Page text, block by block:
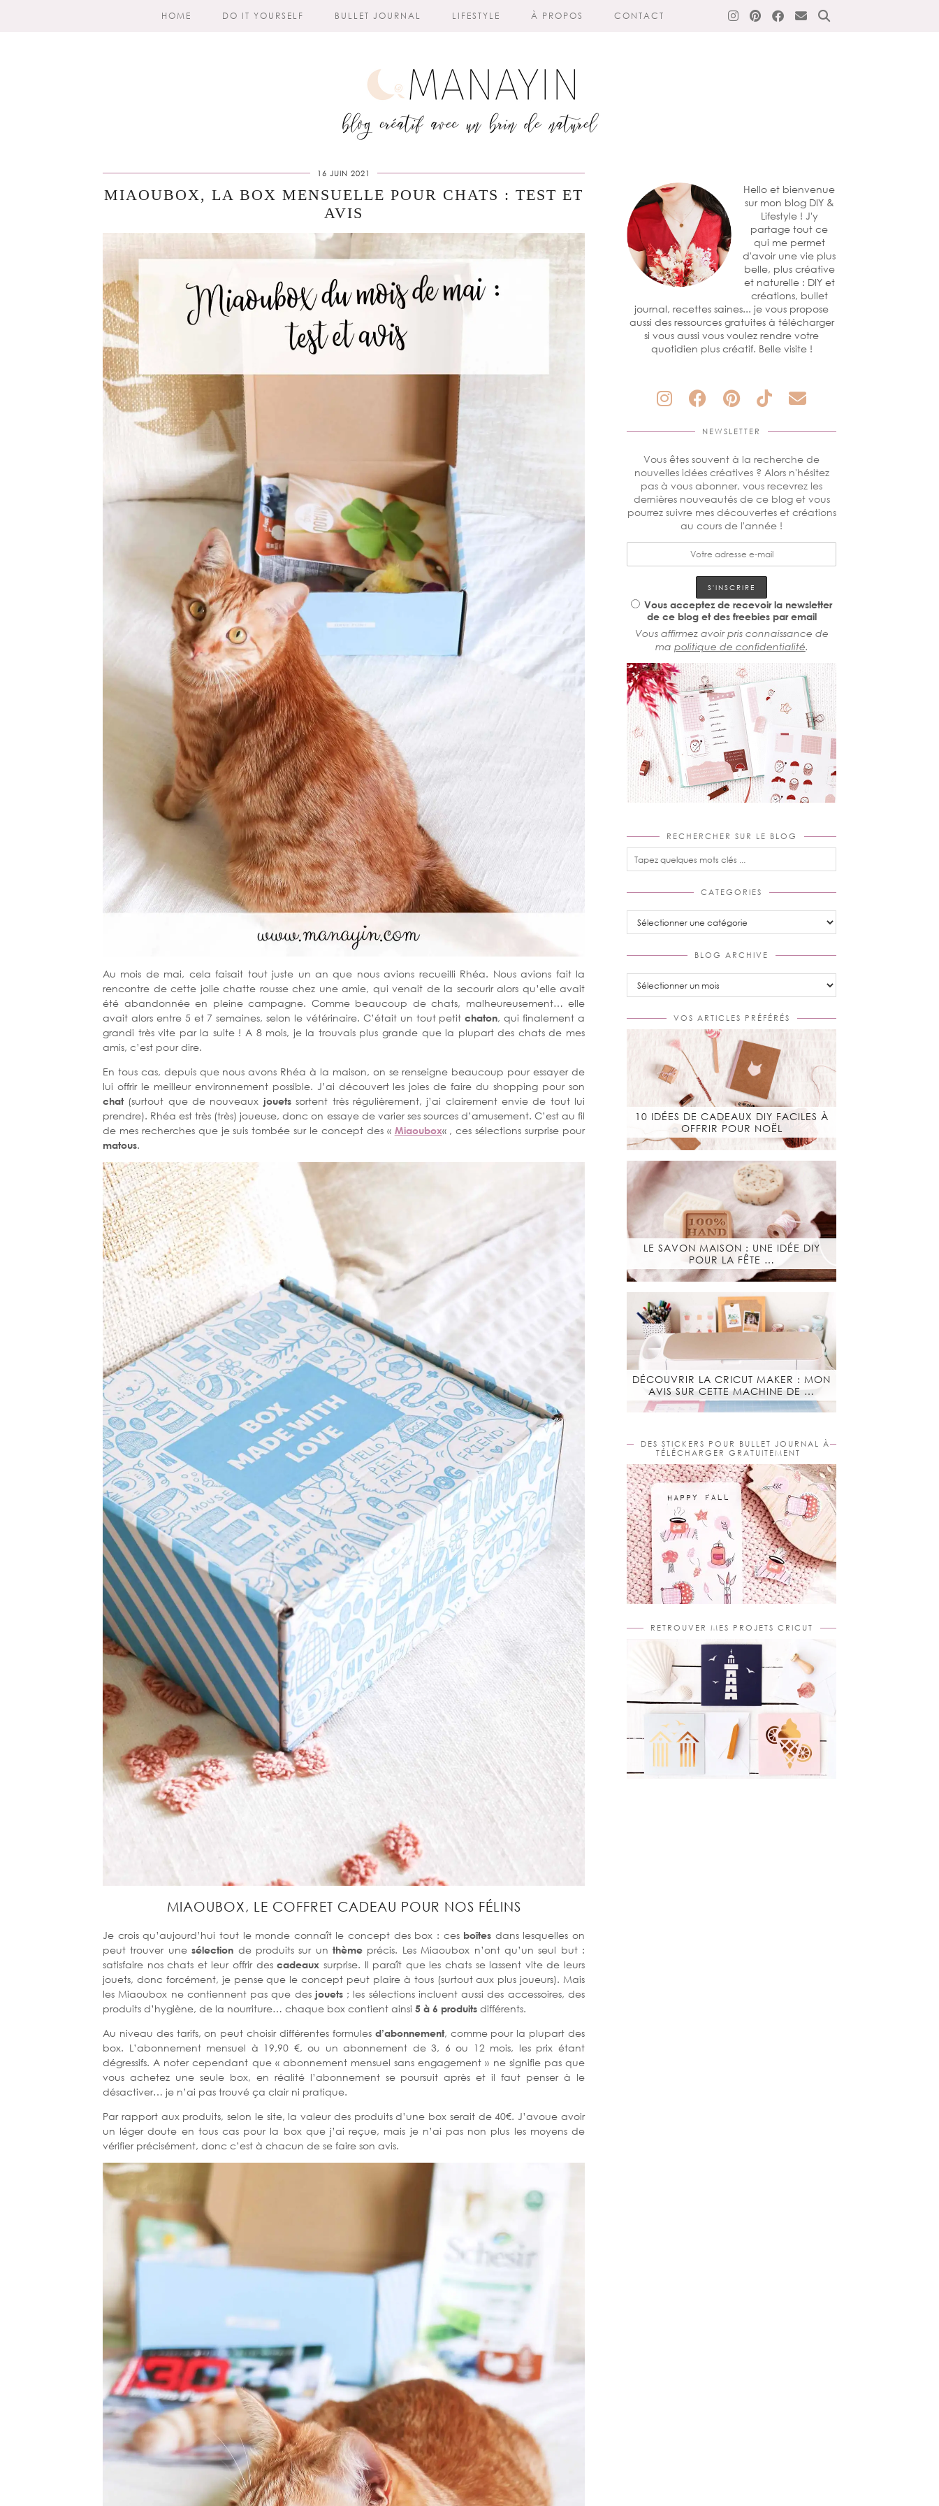
HOME DO IT YOURSELF BULLET JOURNAL LIFESTYLE À PROPOS CONTACT
16 JUIN 2021
MIAOUBOX, LA BOX MENSUELLE POUR CHATS : TEST ET
AVIS
Au mois de mai, cela faisait tout juste un an que nous avions recueilli Rhéa. Nous avions fait la
rencontre de cette jolie chatte rousse chez une amie, qui venait de la secourir alors qu’elle avait
été abandonnée en pleine campagne. Comme beaucoup de chats, malheureusement… elle
avait alors entre 5 et 7 semaines, selon le vétérinaire. C’était un tout petitchaton, qui finalement a
grandi très vite par la suite ! A 8 mois, je la trouvais plus grande que la plupart des chats de mes
amis, c’est pour dire.
En tous cas, depuis que nous avons Rhéa à la maison, on se renseigne beaucoup pour essayer de
lui offrir le meilleur environnement possible. J’ai découvert les joies de faire du shopping pour son
chat(surtout que de nouveaux jouetssortent très régulièrement, j’ai clairement envie de tout lui
prendre). Rhéa est très (très) joueuse, donc on essaye de varier ses sources d’amusement. C’est au fil
de mes recherches que je suis tombée sur le concept des « Miaoubox« , ces sélections surprise pour
matous.
MIAOUBOX, LE COFFRET CADEAU POUR NOS FÉLINS
Je crois qu’aujourd’hui tout le monde connaît le concept des box : ces boîtes dans lesquelles on
peut trouver unesélection de produits sur un thème précis. Les Miaoubox n’ont qu’un seul but :
satisfaire nos chats et leur offrir descadeaux surprise. Il paraît que les chats se lassent vite de leurs
jouets, donc forcément, je pense que le concept peut plaire à tous (surtout aux plus joueurs). Mais
les Miaoubox ne contiennent pas que des jouets; les sélections incluent aussi des accessoires, des
produits d’hygiène, de la nourriture… chaque box contient ainsi 5 à 6 produits différents.
Au niveau des tarifs, on peut choisir différentes formules d’abonnement, comme pour la plupart des
box. L’abonnement mensuel à 19,90 €, ou un abonnement de 3, 6 ou 12 mois, les prix étant
dégressifs. A noter cependant que « abonnement mensuel sans engagement » ne signifie pas que
vous achetez une seule box, en réalité l’abonnement se poursuit après et il faut penser à le
désactiver… je n’ai pas trouvé ça clair ni pratique.
Par rapport aux produits, selon le site, la valeur des produits d’une box serait de 40€. J’avoue avoir
un léger doute en tous cas pour la box que j’ai reçue, mais je n’ai pas non plus les moyens de
vérifier précisément, donc c’est à chacun de se faire son avis.
Hello et bienvenue
sur mon blog DIY &
Lifestyle ! J'y
partage tout ce
qui me permet
d'avoir une vie plus
belle, plus créative
et naturelle : DIY et
créations, bullet
journal, recettes saines... je vous propose
aussi des ressources gratuites à télécharger
si vous aussi vous voulez rendre votre
quotidien plus créatif. Belle visite !
NEWSLETTER
Vous êtes souvent à la recherche de
nouvelles idées créatives ? Alors n'hésitez
pas à vous abonner, vous recevrez les
dernières nouveautés de ce blog et vous
pourrez suivre mes découvertes et créations
au cours de l'année !
Vous acceptez de recevoir la newsletter
de ce blog et des freebies par email
Vous affirmez avoir pris connaissance de
ma politique de confidentialité.
RECHERCHER SUR LE BLOG
CATEGORIES
Categories
BLOG ARCHIVE
Blog
Archive
VOS ARTICLES PRÉFÉRÉS
10 IDÉES DE CADEAUX DIY FACILES À
OFFRIR POUR NOËL
LE SAVON MAISON : UNE IDÉE DIY
POUR LA FÊTE …
DÉCOUVRIR LA CRICUT MAKER : MON
AVIS SUR CETTE MACHINE DE …
DES STICKERS POUR BULLET JOURNAL À
TÉLÉCHARGER GRATUITEMENT
RETROUVER MES PROJETS CRICUT